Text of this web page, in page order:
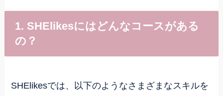
1. SHElikesにはどんなコースがある
の？
SHElikesでは、以下のようなさまざまなスキルを